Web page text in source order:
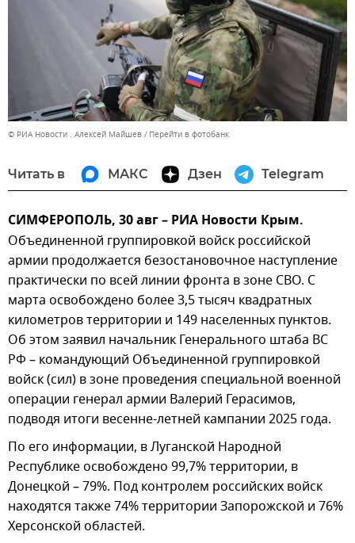
© РИА Новости . Алексей Майшев Перейти в фотобанк
Читать в МАКС Дзен Telegram
СИМФЕРОПОЛЬ, 30 авг – РИА Новости Крым.
Объединенной группировкой войск российской
армии продолжается безостановочное наступление
практически по всей линии фронта в зоне СВО. С
марта освобождено более 3,5 тысяч квадратных
километров территории и 149 населенных пунктов.
Об этом заявил начальник Генерального штаба ВС
РФ – командующий Объединенной группировкой
войск (сил) в зоне проведения специальной военной
операции генерал армии Валерий Герасимов,
подводя итоги весенне-летней кампании 2025 года.
По его информации, в Луганской Народной
Республике освобождено 99,7% территории, в
Донецкой – 79%. Под контролем российских войск
находятся также 74% территории Запорожской и 76%
Херсонской областей.